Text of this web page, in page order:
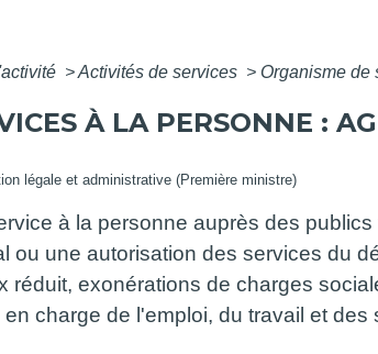
>Activités de services > Organisme de
À LA PERSONNE :
légale et administrative (Première ministre)
à la personne auprès des
ou une autorisation des services du
réduit, exonérations de charges
charge de l'emploi, du travail et